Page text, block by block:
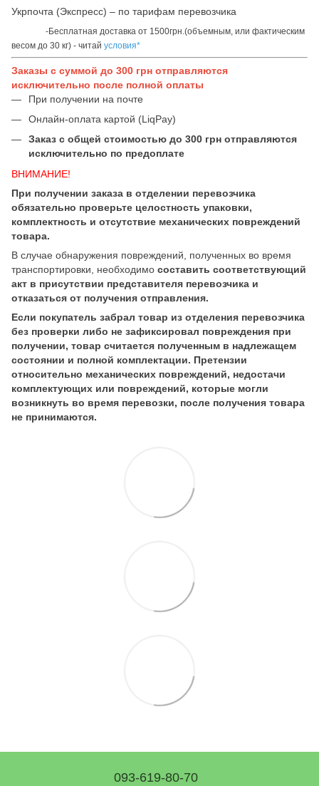
Укрпочта (Экспресс) – по тарифам перевозчика
-Бесплатная доставка от 1500грн.(объемным, или фактическим
весом до 30 кг) - читай условия*
Заказы с суммой до 300 грн отправляются
исключительно после полной оплаты
При получении на почте
Онлайн-оплата картой (LiqPay)
Заказ с общей стоимостью до 300 грн отправляются
исключительно по предоплате
ВНИМАНИЕ!
При получении заказа в отделении перевозчика
обязательно проверьте целостность упаковки,
комплектность и отсутствие механических повреждений
товара.
В случае обнаружения повреждений, полученных во время
транспортировки, необходимо составить соответствующий
акт в присутствии представителя перевозчика и
отказаться от получения отправления.
Если покупатель забрал товар из отделения перевозчика
без проверки либо не зафиксировал повреждения при
получении, товар считается полученным в надлежащем
состоянии и полной комплектации. Претензии
относительно механических повреждений, недостачи
комплектующих или повреждений, которые могли
возникнуть во время перевозки, после получения товара
не принимаются.
093-619-80-70